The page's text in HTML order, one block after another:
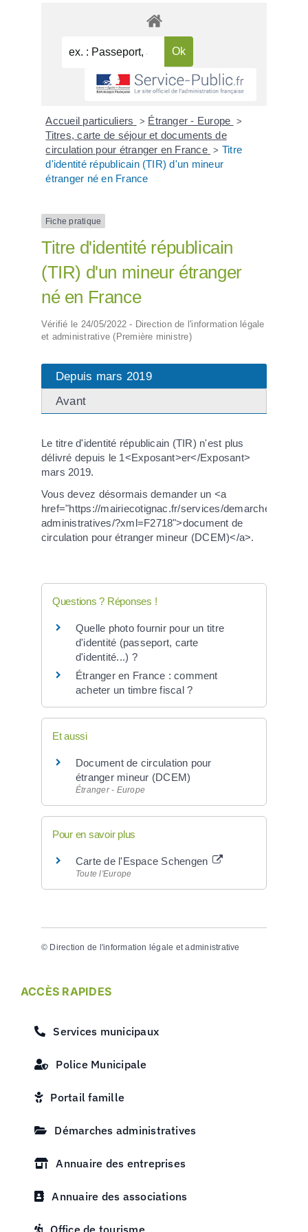
Accueil particuliers > Étranger - Europe >
Titres, carte de séjour et documents de
circulation pour étranger en France > Titre
d'identité républicain (TIR) d'un mineur
étranger né en France
Fiche pratique
Titre d'identité républicain
(TIR) d'un mineur étranger
né en France
Vérifié le 24/05/2022 - Direction de l'information légale
et administrative (Première ministre)
Depuis mars 2019
Avant
Le titre d'identité républicain (TIR) n'est plus
délivré depuis le 1<Exposant>er</Exposant>
mars 2019.
Vous devez désormais demander un <a
href="https://mairiecotignac.fr/services/demarches-
administratives/?xml=F2718">document de
circulation pour étranger mineur (DCEM)</a>.
Questions ? Réponses !
Quelle photo fournir pour un titre
d'identité (passeport, carte
d'identité...) ?
Étranger en France : comment
acheter un timbre fiscal ?
Et aussi
Document de circulation pour
étranger mineur (DCEM)
Étranger - Europe
Pour en savoir plus
Carte de l'Espace Schengen
Toute l'Europe
© Direction de l'information légale et administrative
ACCÈS RAPIDES
Services municipaux
Police Municipale
Portail famille
Démarches administratives
Annuaire des entreprises
Annuaire des associations
Office de tourisme